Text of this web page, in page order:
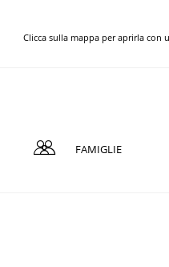
Clicca sulla mappa per aprirla con
FAMIGLIE